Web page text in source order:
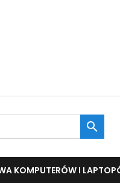

KOMPUTERÓW I